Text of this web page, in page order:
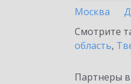
Москва
Смотрите
область,
Партнеры